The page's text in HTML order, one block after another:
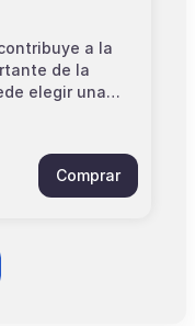
a la
de la
elegir una
o realizar una
por las
del Ticket
constituye una
Comprar